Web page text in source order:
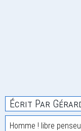
Écrit Par
Homme ! libre